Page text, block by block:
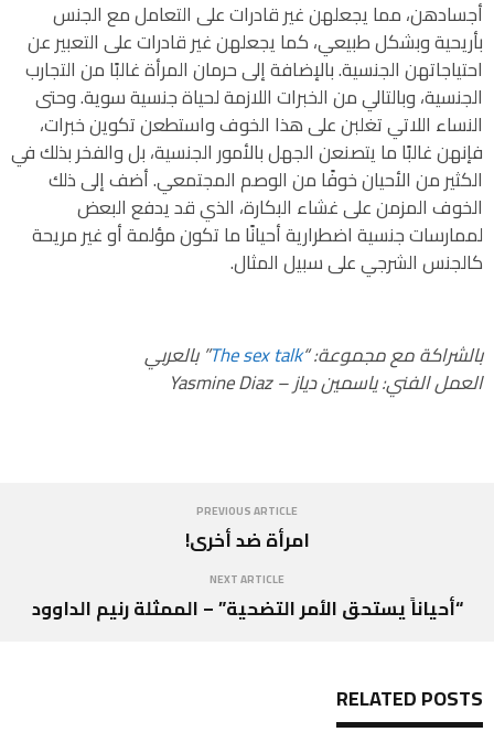
أجسادهن، مما يجعلهن غير قادرات على التعامل مع الجنس
بأريحية وبشكل طبيعي، كما يجعلهن غير قادرات على التعبير عن
احتياجاتهن الجنسية. بالإضافة إلى حرمان المرأة غالبًا من التجارب
الجنسية، وبالتالي من الخبرات اللازمة لحياة جنسية سوية. وحتى
النساء اللاتي تغلبن على هذا الخوف واستطعن تكوين خبرات،
فإنهن غالبًا ما يتصنعن الجهل بالأمور الجنسية، بل والفخر بذلك في
الكثير من الأحيان خوفًا من الوصم المجتمعي. أضف إلى ذلك
الخوف المزمن على غشاء البكارة، الذي قد يدفع البعض
لممارسات جنسية اضطرارية أحيانًا ما تكون مؤلمة أو غير مريحة
كالجنس الشرجي على سبيل المثال.
بالشراكة مع مجموعة:“
The sex talk” بالعربي
العمل الفني: ياسمين دياز – Yasmine Diaz
PREVIOUS ARTICLE
امرأة ضد أخرى!
NEXT ARTICLE
“أحياناً يستحق الأمر التضحية” – الممثلة رنيم الداوود
RELATED POSTS